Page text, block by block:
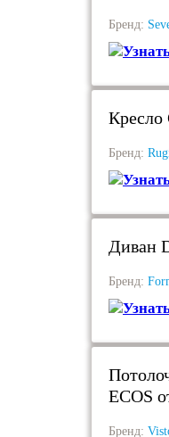
Бренд:
Кресло
Бренд:
Диван
Бренд:
ECOS
Бренд: